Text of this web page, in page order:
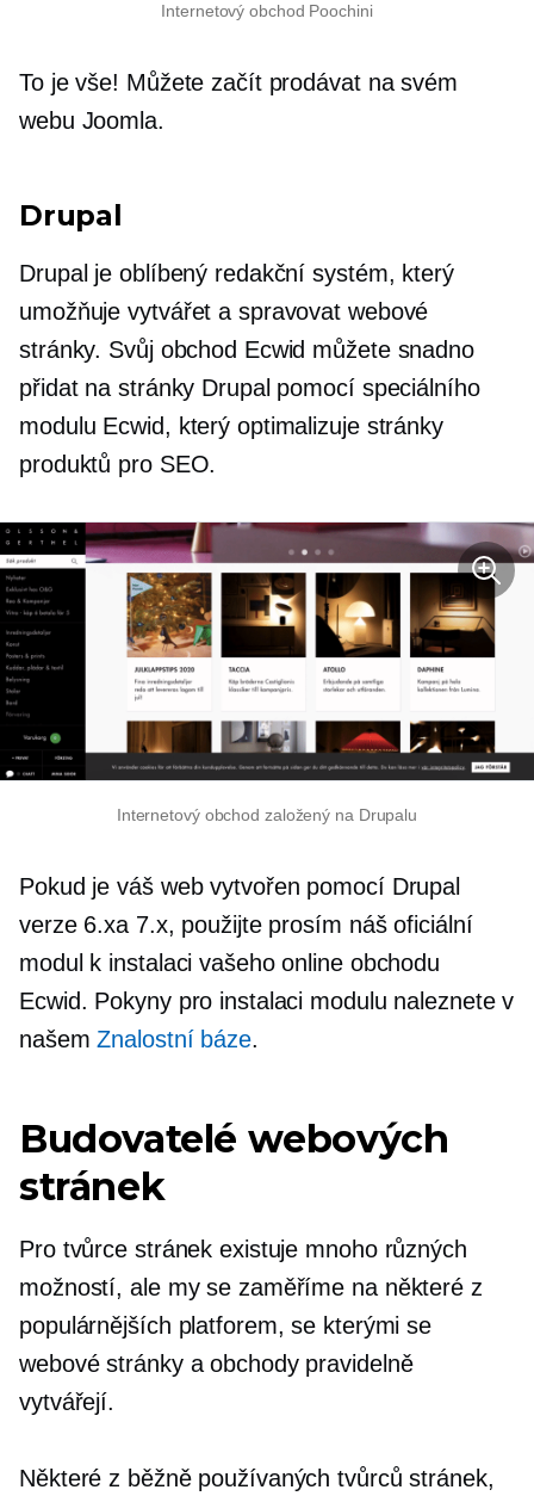
Internetový obchod Poochini
To je vše! Můžete začít prodávat na svém
webu Joomla.
Drupal
Drupal je oblíbený redakční systém, který
umožňuje vytvářet a spravovat webové
stránky. Svůj obchod Ecwid můžete snadno
přidat na stránky Drupal pomocí speciálního
modulu Ecwid, který optimalizuje stránky
produktů pro SEO.
Internetový obchod založený na Drupalu
Pokud je váš web vytvořen pomocí Drupal
verze 6.xa 7.x, použijte prosím náš oficiální
modul k instalaci vašeho online obchodu
Ecwid. Pokyny pro instalaci modulu naleznete v
našemZnalostní báze.
Budovatelé webových
stránek
Pro tvůrce stránek existuje mnoho různých
možností, ale my se zaměříme na některé z
populárnějších platforem, se kterými se
webové stránky a obchody pravidelně
vytvářejí.
Některé z běžně používaných tvůrců stránek,